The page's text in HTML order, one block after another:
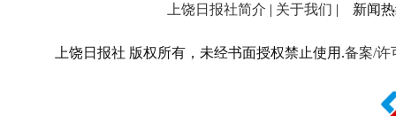
上饶日报社简介 | 关于我们 | 新闻热
上饶日报社 版权所有，未经书面授权禁止使用.备案/许